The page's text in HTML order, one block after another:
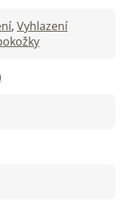
, Vyhlazení